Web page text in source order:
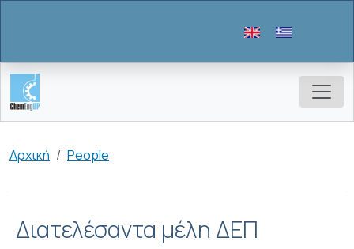
Breadcrumb
Αρχική People
Διατελέσαντα μέλη ΔΕΠ